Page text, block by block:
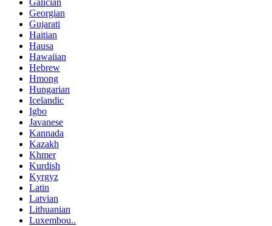
Galician
Georgian
Gujarati
Haitian
Hausa
Hawaiian
Hebrew
Hmong
Hungarian
Icelandic
Igbo
Javanese
Kannada
Kazakh
Khmer
Kurdish
Kyrgyz
Latin
Latvian
Lithuanian
Luxembou..